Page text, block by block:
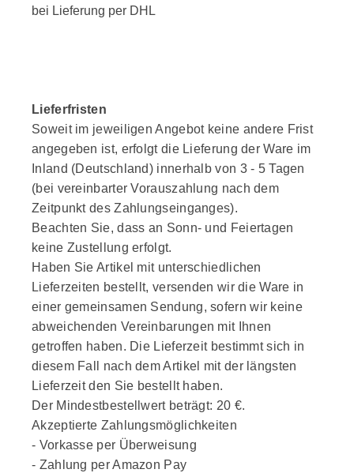
bei Lieferung per DHL
Lieferfristen
Soweit im jeweiligen Angebot keine andere Frist
angegeben ist, erfolgt die Lieferung der Ware im
Inland (Deutschland) innerhalb von 3 - 5 Tagen
(bei vereinbarter Vorauszahlung nach dem
Zeitpunkt des Zahlungseinganges).
Beachten Sie, dass an Sonn- und Feiertagen
keine Zustellung erfolgt.
Haben Sie Artikel mit unterschiedlichen
Lieferzeiten bestellt, versenden wir die Ware in
einer gemeinsamen Sendung, sofern wir keine
abweichenden Vereinbarungen mit Ihnen
getroffen haben. Die Lieferzeit bestimmt sich in
diesem Fall nach dem Artikel mit der längsten
Lieferzeit den Sie bestellt haben.
Der Mindestbestellwert beträgt: 20 €.
Akzeptierte Zahlungsmöglichkeiten
- Vorkasse per Überweisung
- Zahlung per Amazon Pay